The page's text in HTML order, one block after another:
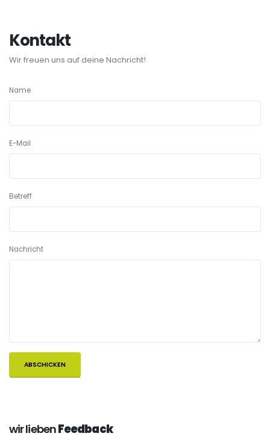
Kontakt
Wir freuen uns auf deine Nachricht!
Name
E-Mail
Betreff
Nachricht
wir liebenFeedback